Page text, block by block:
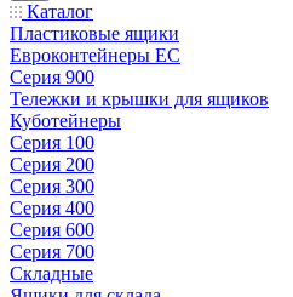
Каталог
Пластиковые ящики
Евроконтейнеры ЕС
Серия 900
Тележки и крышки для ящиков
Куботейнеры
Серия 100
Серия 200
Серия 300
Серия 400
Серия 600
Серия 700
Складные